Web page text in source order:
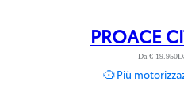
PROACE
Da € 19.950
Più